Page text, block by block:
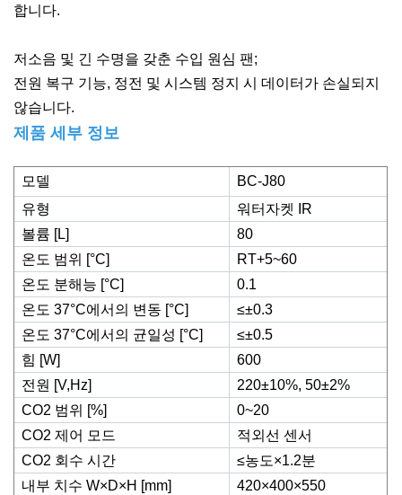
합니다.
저소음 및 긴 수명을 갖춘 수입 원심 팬;
전원 복구 기능, 정전 및 시스템 정지 시 데이터가 손실되지
않습니다.
제품 세부 정보
모델
BC-J80
유형
워터자켓 IR
볼륨 [L]
80
온도 범위 [°C]
RT+5~60
온도 분해능 [°C]
0.1
온도 37°C에서의 변동 [°C]
≤±0.3
온도 37°C에서의 균일성 [°C]
≤±0.5
힘 [W]
600
전원 [V,Hz]
220±10%, 50±2%
CO2 범위 [%]
0~20
CO2 제어 모드
적외선 센서
CO2 회수 시간
≤농도×1.2분
내부 치수 W×D×H [mm]
420×400×550